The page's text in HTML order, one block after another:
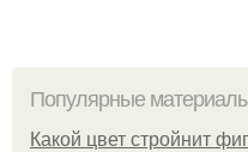
Популярные
Какой цвет стройнит